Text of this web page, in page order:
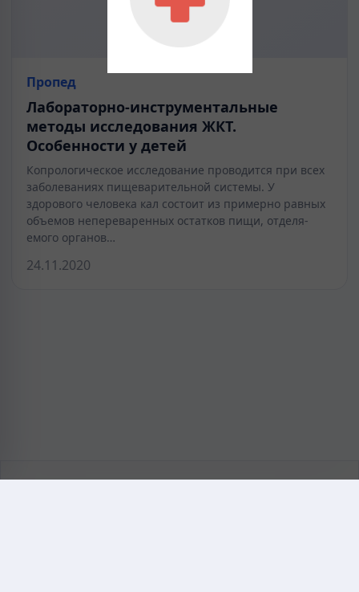
Пропед
Лабораторно-инструментальные
методы исследования ЖКТ.
Особенности у детей
Копрологическое исследование проводится при всех
заболеваниях пищеварительной системы. У
здорового человека кал состоит из примерно равных
объемов непереваренных остатков пищи, отделя­
емого органов…
24.11.2020
KAZMEDIC.ORG